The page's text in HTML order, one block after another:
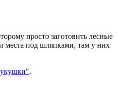
просто заготовить лесные
места под шляпками, там у них
.